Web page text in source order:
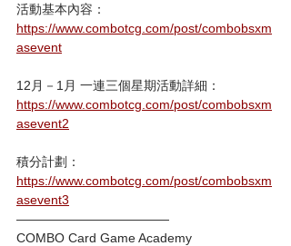
活動基本內容：
https://www.combotcg.com/post/combobsxm
asevent
12月－1月 一連三個星期活動詳細：
https://www.combotcg.com/post/combobsxm
asevent2
積分計劃：
https://www.combotcg.com/post/combobsxm
asevent3
————————————
COMBO Card Game Academy